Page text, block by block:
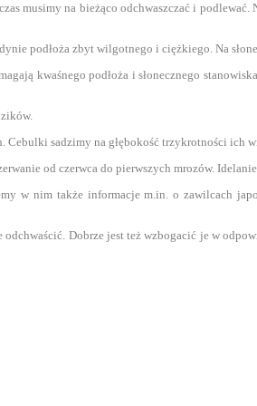
musimy na bieżąco odchwaszczać i
podłoża zbyt wilgotnego i ciężkiego. Na
kwaśnego podłoża i słonecznego
sadzimy na głębokość trzykrotności ich
od czerwca do pierwszych mrozów.
w nim także informacje m.in. o zawilcach
Dobrze jest też wzbogacić je w